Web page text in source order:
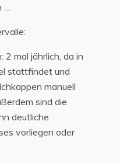
2 mal jährlich, da in
stattfindet und
manuell
sind die
deutliche
vorliegen oder